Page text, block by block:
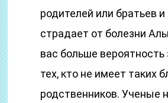
родителей или братьев и
страдает от болезни
вас больше вероятность
тех, кто не имеет таких
родственников. Ученые